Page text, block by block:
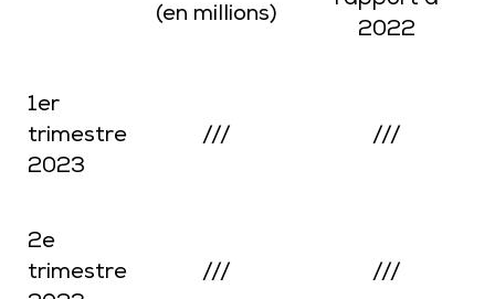
(en millions)
2022
1er
trimestre
2023
/// ///
2e
trimestre
/// ///